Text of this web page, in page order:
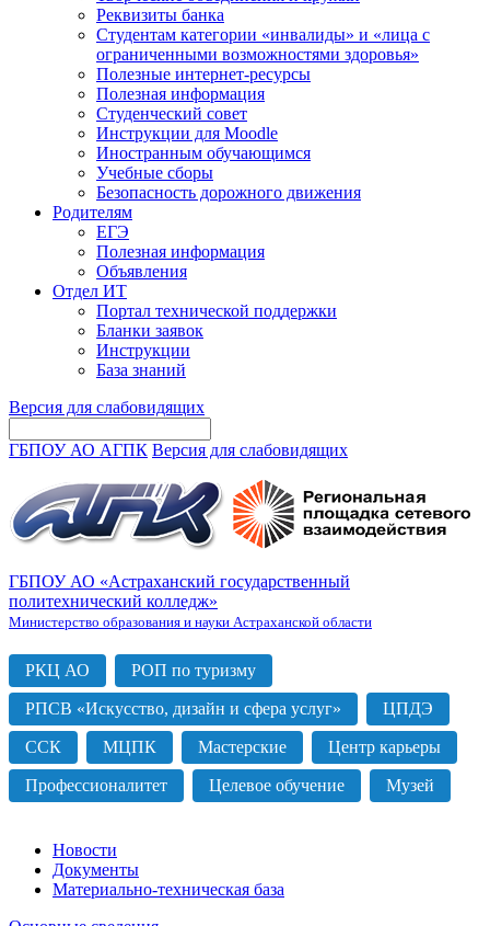
Реквизиты банка
Студентам категории «инвалиды» и «лица с
ограниченными возможностями здоровья»
Полезные интернет-ресурсы
Полезная информация
Студенческий совет
Инструкции для Moodle
Иностранным обучающимся
Учебные сборы
Безопасность дорожного движения
Родителям
ЕГЭ
Полезная информация
Объявления
Отдел ИТ
Портал технической поддержки
Бланки заявок
Инструкции
База знаний
Версия для слабовидящих
ГБПОУ АО АГПК Версия для слабовидящих
ГБПОУ АО «Астраханский государственный
политехнический колледж»
Министерство образования и науки Астраханской области
РКЦ АО РОП по туризму
РПСВ «Искусство, дизайн и сфера услуг» ЦПДЭ
ССК МЦПК Мастерские Центр карьеры
Профессионалитет Целевое обучение Музей
Новости
Документы
Материально-техническая база